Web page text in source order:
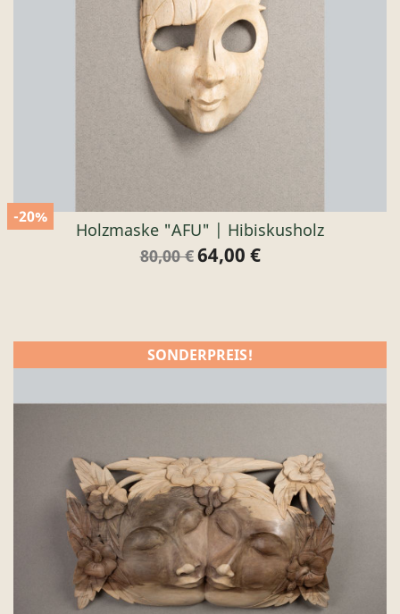
Holzmaske "AFU" | Hibiskusholz
Verkaufspreis
80,00 €
-20%
Preis
64,00 €
SONDERPREIS!